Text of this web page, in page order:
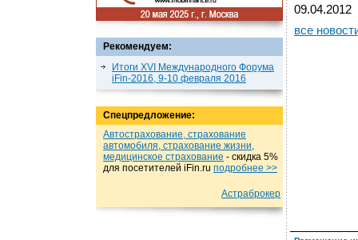
Рекомендуем:
Итоги XVI Международного Форума
iFin-2016, 9-10 февраля 2016
Спецпредложение:
Автострахование, страхование
автомобиля, страхование жизни,
медицинское страхование - cкидка 5%
для посетителей iFin.ru подробнеe >>
Астраброкер
09.04.2012
все